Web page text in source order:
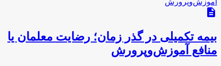
description
بیمه تکمیلی در گذر زمان؛ رضایت معلمان یا
منافع آموزش‌وپرورش